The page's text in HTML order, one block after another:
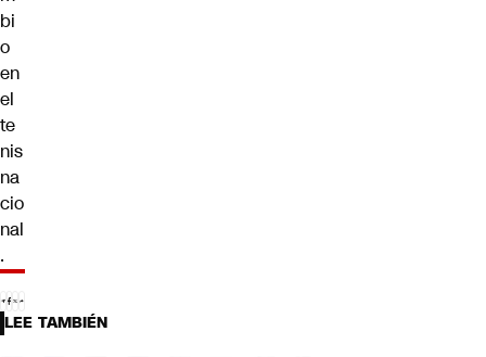
bi
o
en
el
te
nis
na
cio
nal
.
LEE TAMBIÉN